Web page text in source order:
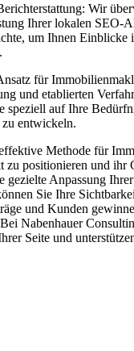
Wir
Ihrer lokalen SEO-
um Ihnen Einblicke
für
und etablierten
speziell auf Ihre
zu entwickeln.
Methode für
zu positionieren und ihr
gezielte Anpassung
Sie Ihre
und Kunden
Nabenhauer
Seite und